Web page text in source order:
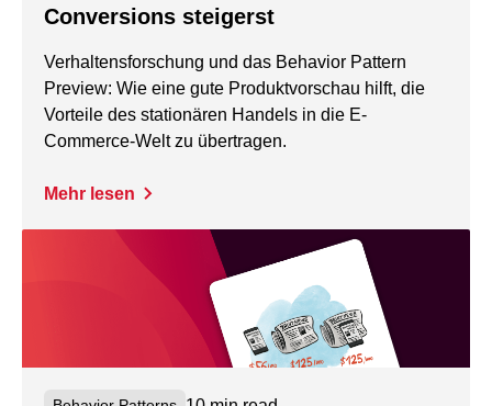
Conversions steigerst
Verhaltensforschung und das Behavior Pattern
Preview: Wie eine gute Produktvorschau hilft, die
Vorteile des stationären Handels in die E-
Commerce-Welt zu übertragen.
Mehr lesen